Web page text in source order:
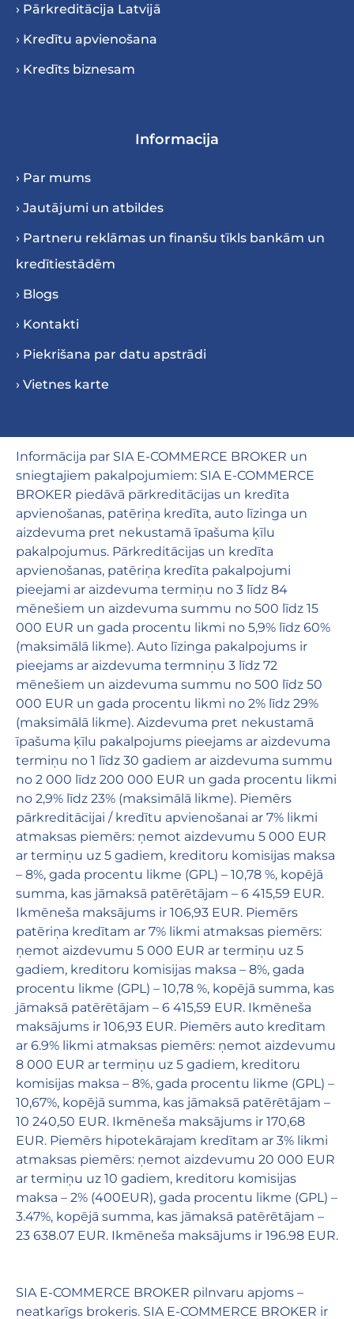
› Pārkreditācija Latvijā
› Kredītu apvienošana
› Kredīts biznesam
Informacija
› Par mums
› Jautājumi un atbildes
› Partneru reklāmas un finanšu tīkls bankām un
kredītiestādēm
› Blogs
› Kontakti
› Piekrišana par datu apstrādi
› Vietnes karte
Informācija par SIA E-COMMERCE BROKER un
sniegtajiem pakalpojumiem: SIA E-COMMERCE
BROKER piedāvā pārkreditācijas un kredīta
apvienošanas, patēriņa kredīta, auto līzinga un
aizdevuma pret nekustamā īpašuma ķīlu
pakalpojumus. Pārkreditācijas un kredīta
apvienošanas, patēriņa kredīta pakalpojumi
pieejami ar aizdevuma termiņu no 3 līdz 84
mēnešiem un aizdevuma summu no 500 līdz 15
000 EUR un gada procentu likmi no 5,9% līdz 60%
(maksimālā likme). Auto līzinga pakalpojums ir
pieejams ar aizdevuma termniņu 3 līdz 72
mēnešiem un aizdevuma summu no 500 līdz 50
000 EUR un gada procentu likmi no 2% līdz 29%
(maksimālā likme). Aizdevuma pret nekustamā
īpašuma ķīlu pakalpojums pieejams ar aizdevuma
termiņu no 1 līdz 30 gadiem ar aizdevuma summu
no 2 000 līdz 200 000 EUR un gada procentu likmi
no 2,9% līdz 23% (maksimālā likme). Piemērs
pārkreditācijai / kredītu apvienošanai ar 7% likmi
atmaksas piemērs: ņemot aizdevumu 5 000 EUR
ar termiņu uz 5 gadiem, kreditoru komisijas maksa
– 8%, gada procentu likme (GPL) – 10,78 %, kopējā
summa, kas jāmaksā patērētājam – 6 415,59 EUR.
Ikmēneša maksājums ir 106,93 EUR. Piemērs
patēriņa kredītam ar 7% likmi atmaksas piemērs:
ņemot aizdevumu 5 000 EUR ar termiņu uz 5
gadiem, kreditoru komisijas maksa – 8%, gada
procentu likme (GPL) – 10,78 %, kopējā summa, kas
jāmaksā patērētājam – 6 415,59 EUR. Ikmēneša
maksājums ir 106,93 EUR. Piemērs auto kredītam
ar 6.9% likmi atmaksas piemērs: ņemot aizdevumu
8 000 EUR ar termiņu uz 5 gadiem, kreditoru
komisijas maksa – 8%, gada procentu likme (GPL) –
10,67%, kopējā summa, kas jāmaksā patērētājam –
10 240,50 EUR. Ikmēneša maksājums ir 170,68
EUR. Piemērs hipotekārajam kredītam ar 3% likmi
atmaksas piemērs: ņemot aizdevumu 20 000 EUR
ar termiņu uz 10 gadiem, kreditoru komisijas
maksa – 2% (400EUR), gada procentu likme (GPL) –
3.47%, kopējā summa, kas jāmaksā patērētājam –
23 638.07 EUR. Ikmēneša maksājums ir 196.98 EUR.
SIA E-COMMERCE BROKER pilnvaru apjoms –
neatkarīgs brokeris. SIA E-COMMERCE BROKER ir